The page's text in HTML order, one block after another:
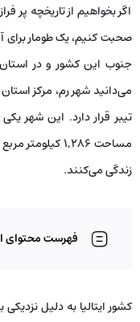
می‌دانید شهر رم، مرکز
تیبر قرار دارد. این شهر
زندگی می‌کنند.
فهرست محتوای
کشور ایتالیا به دلیل